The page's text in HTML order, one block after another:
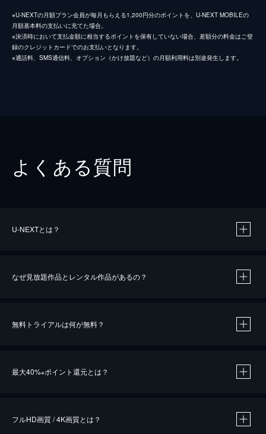
※U-NEXTの月額プラン会員が毎月もらえる1,200円分のポイントを、U-NEXT MOBILEの
月額基本料の支払いに充てた場合。
※決済時において支払金額に相当するポイントを保有していない場合、差額分の料金はご登
録のクレジットカードでのお支払いとなります。
※通話料、SMS通信料、オプション（かけ放題など）の月額利用料は別途発生します。
よくある質問
U-NEXTとは？
なぜ見放題作品とレンタル作品があるの？
無料トライアルは何が無料？
最大40%※ポイント還元とは？
フルHD画質 / 4K画質とは？